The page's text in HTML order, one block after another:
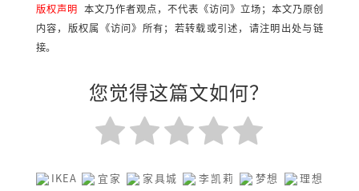
版权声明 本文乃作者观点，不代表《访问》立场；本文乃原创
内容，版权属《访问》所有；若转载或引述，请注明出处与链
接。
您觉得这篇文如何？
IKEA 宜家 家具城 李凯莉 梦想
理想